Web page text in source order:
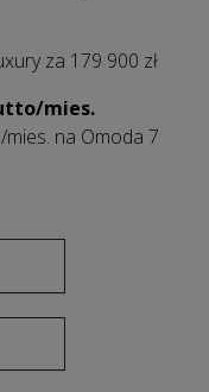
za 179 900 zł
mies.
na Omoda 7